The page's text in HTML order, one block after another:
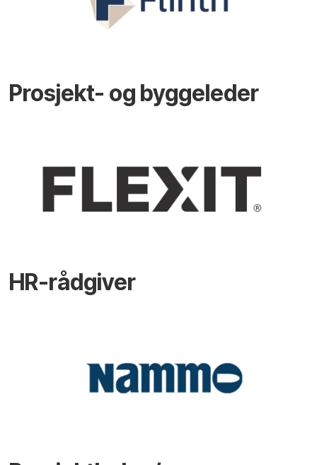
Prosjekt- og byggeleder
HR-rådgiver